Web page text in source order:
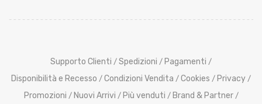
Supporto Clienti / Spedizioni / Pagamenti /
Disponibilità e Recesso / Condizioni Vendita / Cookies / Privacy /
Promozioni / Nuovi Arrivi / Più venduti / Brand & Partner /